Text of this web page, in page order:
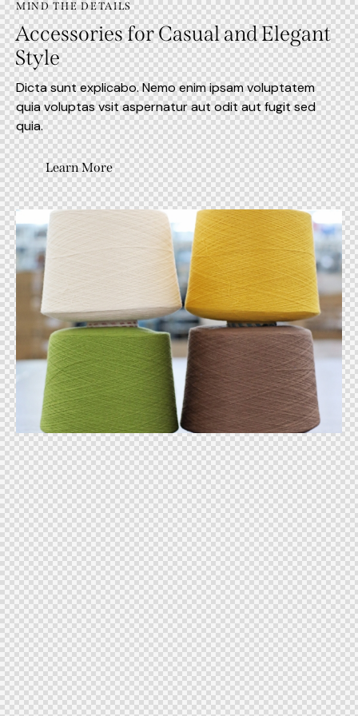
MIND THE DETAILS
Accessories for Casual and Elegant
Style
Dicta sunt explicabo. Nemo enim ipsam voluptatem
quia voluptas vsit aspernatur aut odit aut fugit sed
quia.
Learn More